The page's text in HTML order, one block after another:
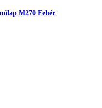
M270 Fehér